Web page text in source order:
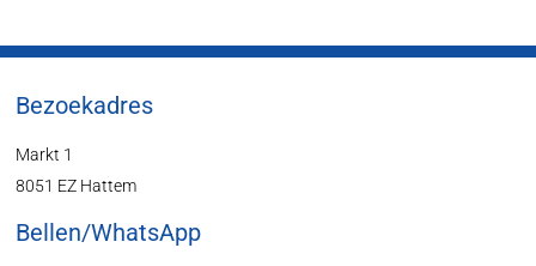
Bezoekadres
Markt 1
8051 EZ Hattem
Bellen/WhatsApp